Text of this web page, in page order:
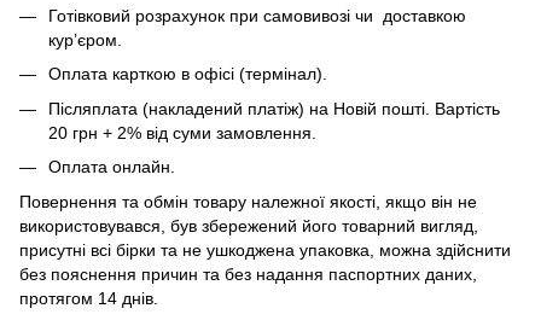
Готівковий розрахунок при самовивозі чи доставкою
кур’єром.
Оплата карткою в офісі (термінал).
Післяплата (накладений платіж) на Новій пошті. Вартість
20 грн + 2% від суми замовлення.
Оплата онлайн.
Повернення та обмін товару належної якості, якщо він не
використовувався, був збережений його товарний вигляд,
присутні всі бірки та не ушкоджена упаковка, можна здійснити
без пояснення причин та без надання паспортних даних,
протягом 14 днів.